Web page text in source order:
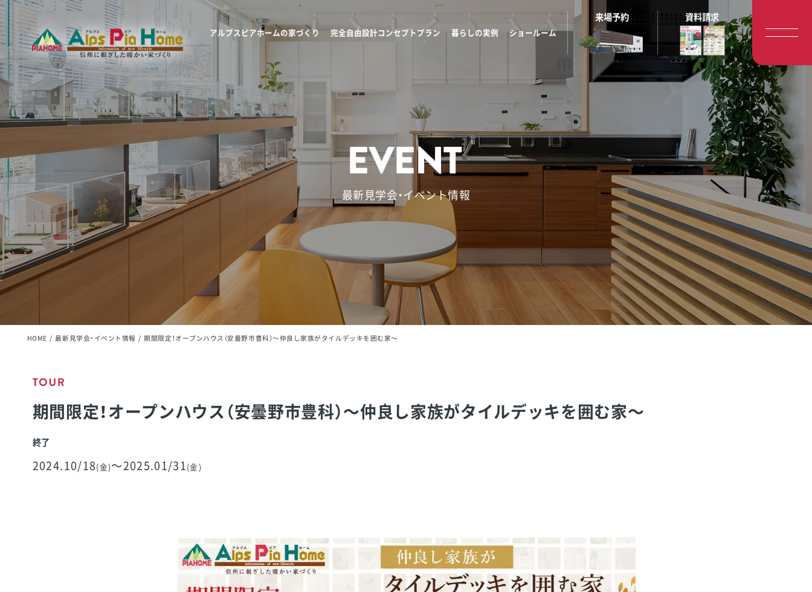
アルプスピアホームの家づくり 完全自由設計コンセプトプラン 暮らしの実例 ショールーム
来場予約 資料請求
最新見学会・イベント情報
HOME 最新見学会・イベント情報 期間限定！オープンハウス（安曇野市豊科）～仲良し家族がタイルデッキを囲む家～
期間限定！オープンハウス（安曇野市豊科）～仲良し家族がタイルデッキを囲む家～
終了
2024.10/18(金)～2025.01/31(金)